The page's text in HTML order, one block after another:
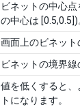
ビネットの中心
の中心は [0.5,0.5])
画面上のビネット
ビネットの境界線
値を低くすると
トになります。